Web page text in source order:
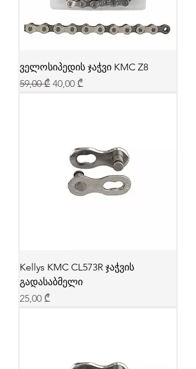
ველოსიპედის ჯაჭვი KMC Z8
Regular Price
59,00 ₾ Sale Price
40,00 ₾
Kellys KMC CL573R ჯაჭვის
გადასაბმელი
Price
25,00 ₾